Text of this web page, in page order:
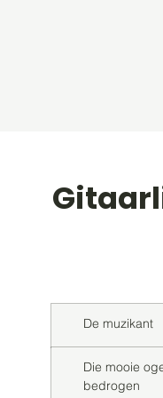
De muzikant
Die mooie
bedrogen